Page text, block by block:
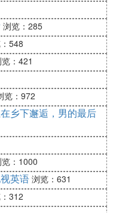
事件从西藏延伸至
已经离开两年了，
列作品“Alchemist of
好的一部。他是一位
理性的大炼金术
，他更喜欢将一堆
物甚至家具把玩于
后竟有了摧枯拉朽的
浏览：285
548
：421
览：972
乡下邂逅，男的最后
：1000
英语 浏览：631
312